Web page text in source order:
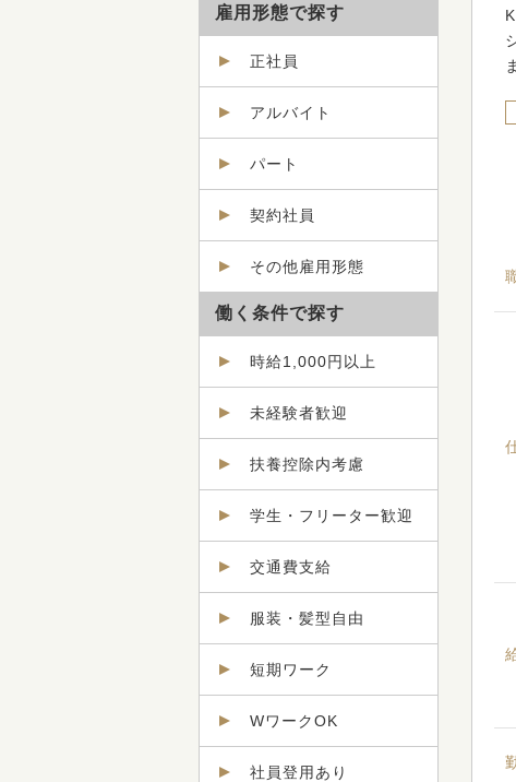
雇用形態で探す
正社員
アルバイト
パート
契約社員
その他雇用形態
働く条件で探す
時給1,000円以上
未経験者歓迎
扶養控除内考慮
学生・フリーター歓迎
交通費支給
服装・髪型自由
短期ワーク
WワークOK
社員登用あり